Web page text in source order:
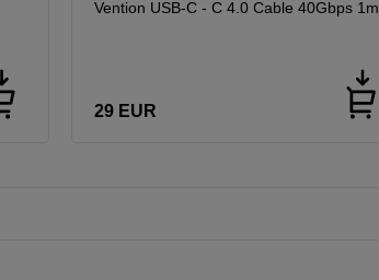
Vention USB-C - C 4.0 Cable 40Gbps 1m
29 EUR